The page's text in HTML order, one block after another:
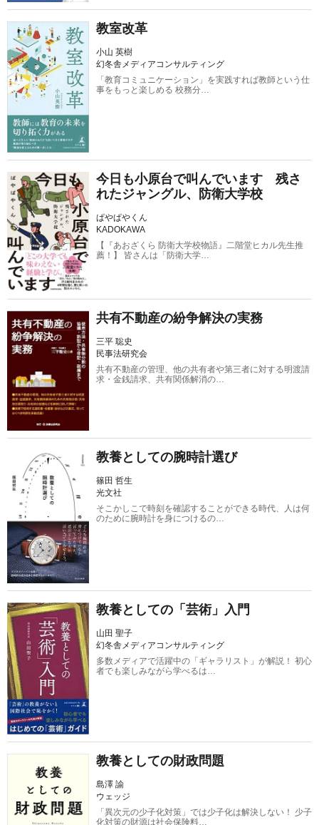
教室改革
小山 英樹
幻冬舎メディアコンサルティング
「教育コミュニケーション」を実践すれば教師という仕
事をもっと楽しめる 校務分…
今日も小原台で叫んでいます 残さ
れたジャングル、防衛大学校
ぱやぱやくん
KADOKAWA
【『あおざくら 防衛大学校物語』二階堂ヒカル先生推
薦！】 皆さんは「防衛大学…
共有不動産の紛争解決の実務
三平 聡史
民事法研究会
共有不動産の管理、他の共有者や第三者に対する明渡請
求・金銭請求、共有関係解消の…
教養としての腕時計選び
篠田 哲生
光文社
そこかしこで時刻を確認することができる時代、人は何
のために腕時計を身につけるの…
教養としての「芸術」入門
山田 聖子
幻冬舎メディアコンサルティング
多数メディアで活躍中の「ギャラリスト」が解説！ 初心
者でも楽しみながら学べるは…
教養としての財政問題
島澤 諭
ウェッジ
「異次元の少子化対策」では少子化は解決しない！ 少子
化対策の財源は社会保険料…